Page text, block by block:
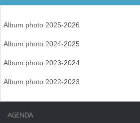
Album photo 2025-2026
Album photo 2024-2025
Album photo 2023-2024
Album photo 2022-2023
AGENDA